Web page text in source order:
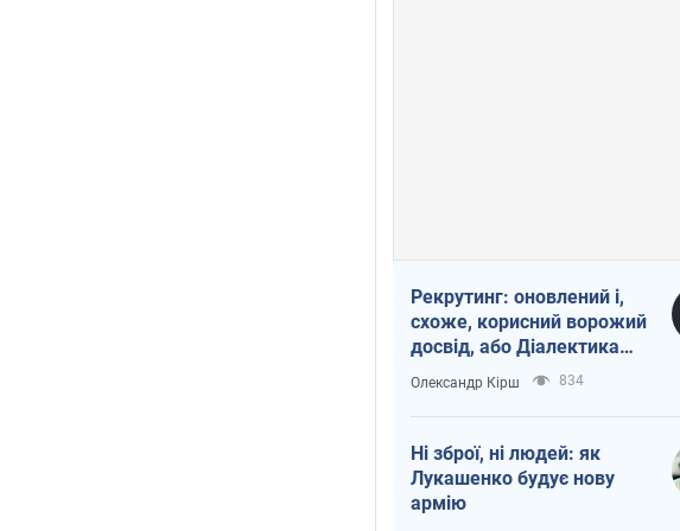
Рекрутинг: оновлений і,
схоже, корисний ворожий
досвід, або Діалектика
вибагливого боягузтва
Олександр Кірш 834
Ні зброї, ні людей: як
Лукашенко будує нову
армію